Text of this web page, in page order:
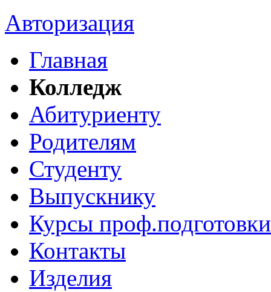
Авторизация
Главная
Колледж
Абитуриенту
Родителям
Студенту
Выпускнику
Курсы проф.подготовки
Контакты
Изделия